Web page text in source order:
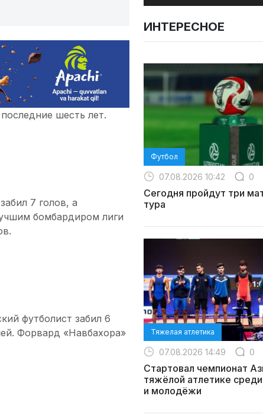
шесть лет.
7 голов, а
бомбардиром лиги
футболист забил 6
Форвард «Навбахора»
ИНТЕРЕСНОЕ
Футбол
07.08.2026 10:42 0
Сегодня пройдут три
тура
Тяжелая атлетика
07.08.2026 14:49 0
Стартовал чемпионат
тяжёлой атлетике
и молодёжи